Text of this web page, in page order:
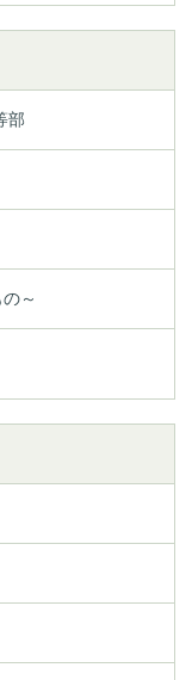
部
～